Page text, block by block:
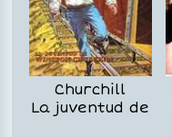
Churchill
La juventud de